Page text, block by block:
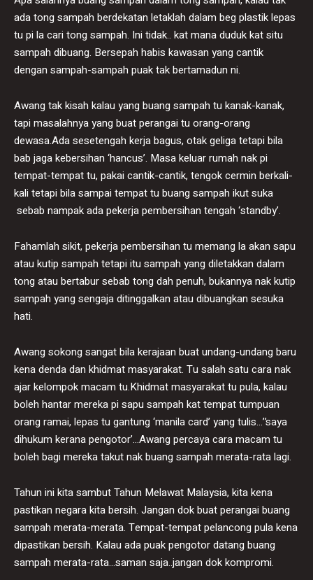
ada tong sampah berdekatan letaklah dalam beg plastik lepas
tu pi la cari tong sampah. Ini tidak.. kat mana duduk kat situ
sampah dibuang. Bersepah habis kawasan yang cantik
dengan sampah-sampah puak tak bertamadun ni.
Awang tak kisah kalau yang buang sampah tu kanak-kanak,
tapi masalahnya yang buat perangai tu orang-orang
dewasa.Ada sesetengah kerja bagus, otak geliga tetapi bila
bab jaga kebersihan ‘hancus’. Masa keluar rumah nak pi
tempat-tempat tu, pakai cantik-cantik, tengok cermin berkali-
kali tetapi bila sampai tempat tu buang sampah ikut suka
sebab nampak ada pekerja pembersihan tengah ‘standby’.
Fahamlah sikit, pekerja pembersihan tu memang la akan sapu
atau kutip sampah tetapi itu sampah yang diletakkan dalam
tong atau bertabur sebab tong dah penuh, bukannya nak kutip
sampah yang sengaja ditinggalkan atau dibuangkan sesuka
hati.
Awang sokong sangat bila kerajaan buat undang-undang baru
kena denda dan khidmat masyarakat. Tu salah satu cara nak
ajar kelompok macam tu.Khidmat masyarakat tu pula, kalau
boleh hantar mereka pi sapu sampah kat tempat tumpuan
orang ramai, lepas tu gantung ‘manila card’ yang tulis…’’saya
dihukum kerana pengotor’…Awang percaya cara macam tu
boleh bagi mereka takut nak buang sampah merata-rata lagi.
Tahun ini kita sambut Tahun Melawat Malaysia, kita kena
pastikan negara kita bersih. Jangan dok buat perangai buang
sampah merata-merata. Tempat-tempat pelancong pula kena
dipastikan bersih. Kalau ada puak pengotor datang buang
sampah merata-rata…saman saja..jangan dok kompromi.